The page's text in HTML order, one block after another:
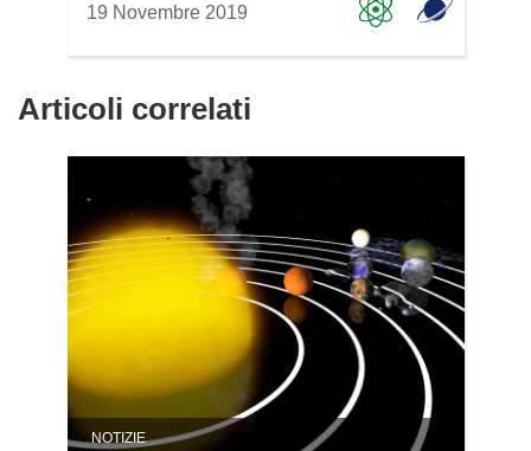
19 Novembre 2019
Articoli correlati
NOTIZIE